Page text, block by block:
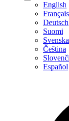
English
Français
Deutsch
Suomi
Svenska
Čeština
Español